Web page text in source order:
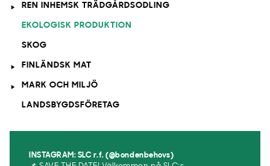
REN INHEMSK TRÄDGÅRDSODLING
EKOLOGISK PRODUKTION
SKOG
FINLÄNDSK MAT
MARK OCH MILJÖ
LANDSBYGDSFÖRETAG
INSTAGRAM: SLC r.f. (@bondenbehovs)